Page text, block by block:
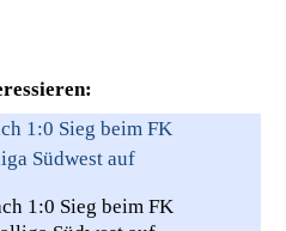
1:0 Sieg beim FK